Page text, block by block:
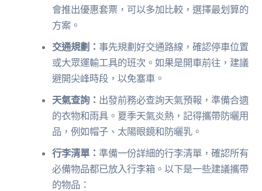
會推出優惠套票，可以多加比較，選擇最划算的
方案。
交通規劃：事先規劃好交通路線，確認停車位置
或大眾運輸工具的班次。如果是開車前往，建議
避開尖峰時段，以免塞車。
天氣查詢： 出發前務必查詢天氣預報，準備合適
的衣物和雨具。夏季天氣炎熱，記得攜帶防曬用
品，例如帽子、太陽眼鏡和防曬乳。
行李清單： 準備一份詳細的行李清單，確認所有
必備物品都已放入行李箱。以下是一些建議攜帶
的物品：